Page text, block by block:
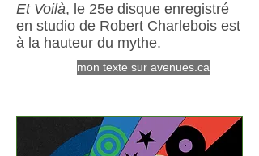
Et Voilà, le 25e disque enregistré
en studio de Robert Charlebois est
à la hauteur du mythe.
mon texte sur avenues.ca